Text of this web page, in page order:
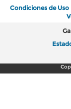
Condiciones de Uso